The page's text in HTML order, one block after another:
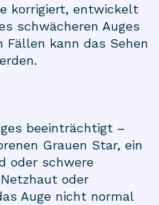
korrigiert, entwickelt
schwächeren Auges
kann das Sehen
beeinträchtigt –
Grauen Star, ein
oder schwere
oder
Auge nicht normal